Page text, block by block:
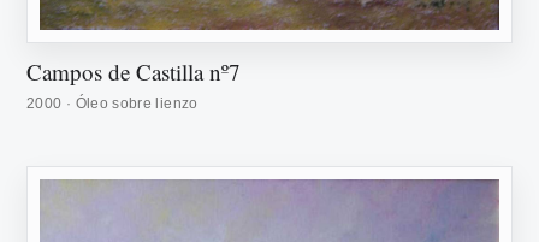
Campos de Castilla nº7
2000 · Óleo sobre lienzo